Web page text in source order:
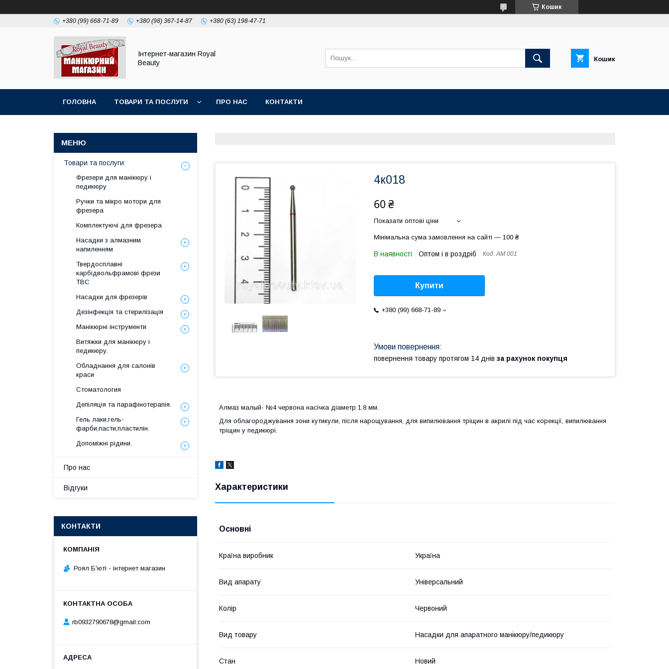
Кошик
+380 (99) 668-71-89 +380 (98) 367-14-87 +380 (63) 198-47-71
Інтернет-магазин Royal
Beauty
Кошик
ГОЛОВНА ТОВАРИ ТА ПОСЛУГИ ПРО НАС КОНТАКТИ
4к018
60 ₴
Показати оптові ціни
Мінімальна сума замовлення на сайті — 100 ₴
В наявності Оптом і в роздріб Код:AM 001
Купити
+380 (99) 668-71-89
повернення товару протягом 14 днів за рахунок покупця
Алмаз малый- №4 червона насічка діаметр 1.8 мм.
Для облагороджування зони кутикули, після нарощування, для випилювання тріщин в акрилі під час корекції, випилювання
тріщин у педикюрі.
Характеристики
Основні
Країна виробник Україна
Вид апарату Універсальний
Колір Червоний
Вид товару Насадки для апаратного манікюру/педикюру
Стан Новий
Товари та послуги
Фрезери для манікюру і
педикюру
Ручки та мікро мотори для
фрезера
Комплектуючі для фрезера
Насадки з алмазним
напиленням
Твердосплавні
карбідвольфрамові фрези
ТВС
Насадки для фрезерів
Дезінфекція та стерилізація
Манікюрні інструменти
Витяжки для манікюру і
педикюру.
Обладнання для салонів
краси
Стоматология
Депіляція та парафінотерапія.
Гель лаки,гель-
фарби,пасти,пластилін.
Допоміжні рідини.
Про нас
Відгуки
КОНТАКТИ
Роял Б'юті - інтернет магазин
rb0932790678@gmail.com